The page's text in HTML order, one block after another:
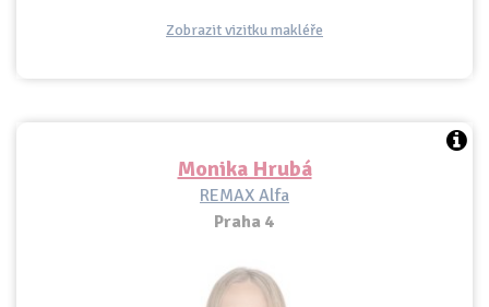
Zobrazit vizitku makléře
Monika Hrubá
REMAX Alfa
Praha 4